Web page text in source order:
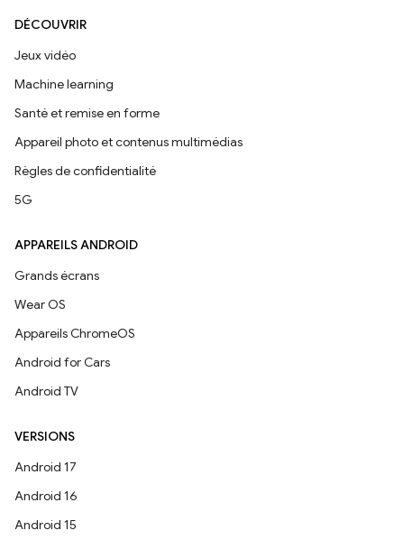
DÉCOUVRIR
Jeux vidéo
Machine learning
Santé et remise en forme
Appareil photo et contenus multimédias
Règles de confidentialité
5G
APPAREILS ANDROID
Grands écrans
Wear OS
Appareils ChromeOS
Android for Cars
Android TV
VERSIONS
Android 17
Android 16
Android 15